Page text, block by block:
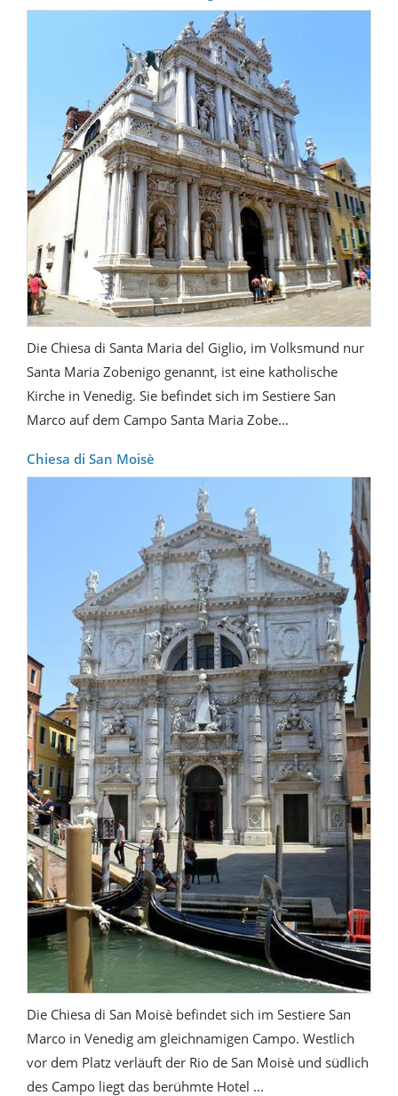
Die Chiesa di Santa Maria del Giglio, im Volksmund nur
Santa Maria Zobenigo genannt, ist eine katholische
Kirche in Venedig. Sie befindet sich im Sestiere San
Marco auf dem Campo Santa Maria Zobe...
Chiesa di San Moisè
Die Chiesa di San Moisè befindet sich im Sestiere San
Marco in Venedig am gleichnamigen Campo. Westlich
vor dem Platz verläuft der Rio de San Moisè und südlich
des Campo liegt das berühmte Hotel ...